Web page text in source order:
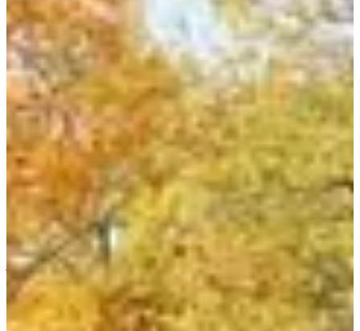
Enregistrer
Enregistrer
Partager
Partager
Proposer une modification
Proposer une modification
Voir toutes les photos
Voir toutes les photos
1 / 2
À proposCoursesLocalisation
juin
Date
Juin 2027
Date à confirmer